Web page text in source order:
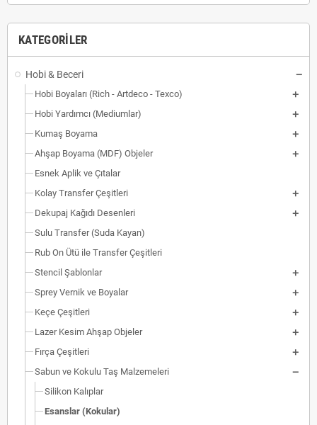
KATEGORILER
Hobi & Beceri
Hobi Boyaları (Rich - Artdeco - Texco)
Hobi Yardımcı (Mediumlar)
Kumaş Boyama
Ahşap Boyama (MDF) Objeler
Esnek Aplik ve Çıtalar
Kolay Transfer Çeşitleri
Dekupaj Kağıdı Desenleri
Sulu Transfer (Suda Kayan)
Rub On Ütü ile Transfer Çeşitleri
Stencil Şablonlar
Sprey Vernik ve Boyalar
Keçe Çeşitleri
Lazer Kesim Ahşap Objeler
Fırça Çeşitleri
Sabun ve Kokulu Taş Malzemeleri
Silikon Kalıplar
Esanslar (Kokular)